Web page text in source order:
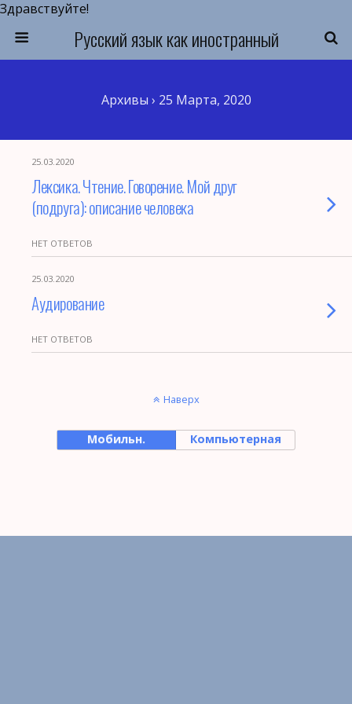
Здравствуйте!
Русский язык как иностранный
Архивы › 25 Марта, 2020
25.03.2020
Лексика. Чтение. Говорение. Мой друг
(подруга): описание человека
НЕТ ОТВЕТОВ
25.03.2020
Аудирование
НЕТ ОТВЕТОВ
Наверх
Мобильн. Компьютерная